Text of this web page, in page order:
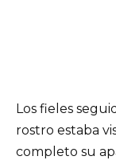
Los fieles
rostro estaba
completo su